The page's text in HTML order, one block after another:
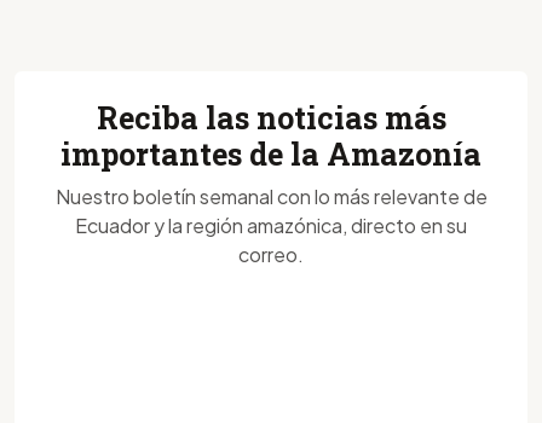
Reciba las noticias más
importantes de la Amazonía
Nuestro boletín semanal con lo más relevante de
Ecuador y la región amazónica, directo en su
correo.